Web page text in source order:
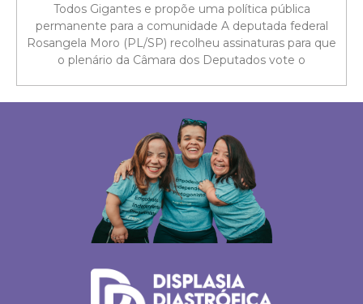
Todos Gigantes e propõe uma política pública
permanente para a comunidade A deputada federal
Rosangela Moro (PL/SP) recolheu assinaturas para que
o plenário da Câmara dos Deputados vote o